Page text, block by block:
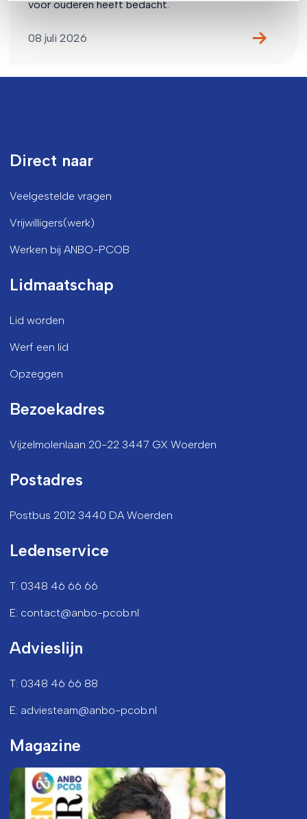
voor ouderen heeft bedacht.
08 juli 2026
Direct naar
Veelgestelde vragen
Vrijwilligers(werk)
Werken bij ANBO-PCOB
Lidmaatschap
Lid worden
Werf een lid
Opzeggen
Bezoekadres
Vijzelmolenlaan 20-22 3447 GX Woerden
Postadres
Postbus 2012 3440 DA Woerden
Ledenservice
T: 0348 46 66 66
E: contact@anbo-pcob.nl
Advieslijn
T: 0348 46 66 88
E: adviesteam@anbo-pcob.nl
Magazine